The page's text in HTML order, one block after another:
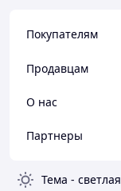
Покупателям
Продавцам
О нас
Партнеры
Тема - светлая